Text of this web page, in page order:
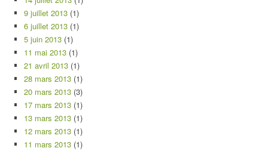
9 juillet 2013 (1)
6 juillet 2013 (1)
5 juin 2013 (1)
11 mai 2013 (1)
21 avril 2013 (1)
28 mars 2013 (1)
20 mars 2013 (3)
17 mars 2013 (1)
13 mars 2013 (1)
12 mars 2013 (1)
11 mars 2013 (1)